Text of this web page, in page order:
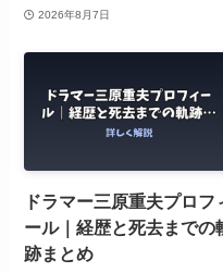
2026年8月7日
ドラマー三原重夫プロフ
ール｜経歴と死去までの
跡まとめ